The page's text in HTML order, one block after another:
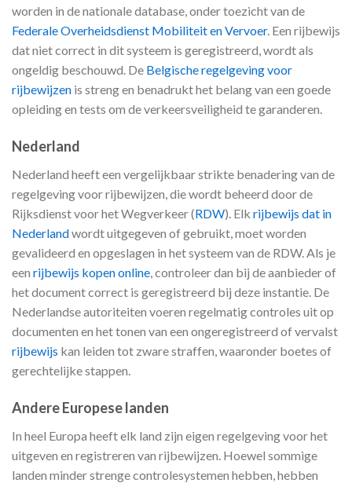
worden in de nationale database, onder toezicht van de
Federale Overheidsdienst Mobiliteit en Vervoer. Een rijbewijs
dat niet correct in dit systeem is geregistreerd, wordt als
ongeldig beschouwd. De Belgische regelgeving voor
rijbewijzen is streng en benadrukt het belang van een goede
opleiding en tests om de verkeersveiligheid te garanderen.
Nederland
Nederland heeft een vergelijkbaar strikte benadering van de
regelgeving voor rijbewijzen, die wordt beheerd door de
Rijksdienst voor het Wegverkeer (RDW). Elk rijbewijs dat in
Nederlandwordt uitgegeven of gebruikt, moet worden
gevalideerd en opgeslagen in het systeem van de RDW. Als je
een rijbewijs kopen online, controleer dan bij de aanbieder of
het document correct is geregistreerd bij deze instantie. De
Nederlandse autoriteiten voeren regelmatig controles uit op
documenten en het tonen van een ongeregistreerd of vervalst
rijbewijs kan leiden tot zware straffen, waaronder boetes of
gerechtelijke stappen.
Andere Europese landen
In heel Europa heeft elk land zijn eigen regelgeving voor het
uitgeven en registreren van rijbewijzen. Hoewel sommige
landen minder strenge controlesystemen hebben, hebben